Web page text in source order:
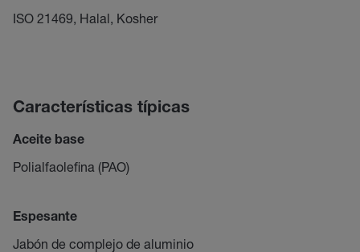
ISO 21469, Halal, Kosher
Características típicas
Aceite base
Polialfaolefina (PAO)
Espesante
Jabón de complejo de aluminio